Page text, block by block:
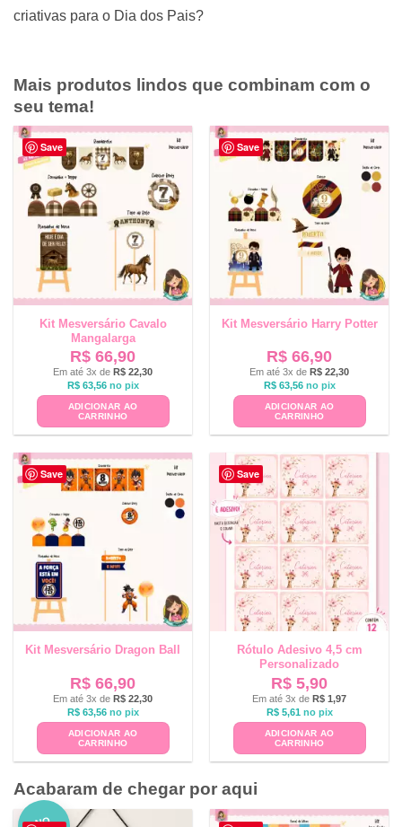
criativas para o Dia dos Pais?
Mais produtos lindos que combinam com o
seu tema!
Save
Kit Mesversário Cavalo
Mangalarga
R$ 66,90
Em até 3x de R$ 22,30
R$63,56 no pix
ADICIONAR AO
CARRINHO
Save
Kit Mesversário Harry Potter
R$ 66,90
Em até 3x de R$ 22,30
R$63,56 no pix
ADICIONAR AO
CARRINHO
Save
Kit Mesversário Dragon Ball
R$ 66,90
Em até 3x de R$ 22,30
R$63,56 no pix
ADICIONAR AO
CARRINHO
Save
Rótulo Adesivo 4,5 cm
Personalizado
R$ 5,90
Em até 3x de R$ 1,97
R$5,61 no pix
ADICIONAR AO
CARRINHO
Acabaram de chegar por aqui
NO